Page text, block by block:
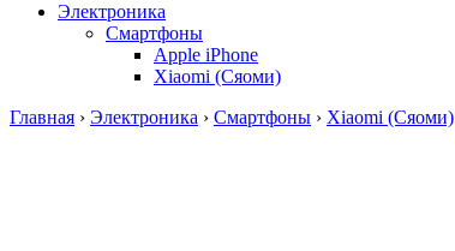
Электроника
Смартфоны
Apple iPhone
Xiaomi (Сяоми)
Главная › Электроника › Смартфоны › Xiaomi (Сяоми)